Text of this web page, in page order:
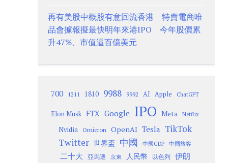
再有美股中概股有意回流香港 特賣電商唯
品會據報擬最快明年來港IPO 今年股價累
升47%、市值逼百億美元
700 1211 1810 9988 9992 AI Apple ChatGPT
Elon Musk FTX Google IPO Meta Netflix
Nvidia Omicron OpenAI Tesla TikTok
Twitter 世界盃 中國 中國GDP 中國旅客
二十大 亞馬遜 京東 人民幣 以色列 伊朗